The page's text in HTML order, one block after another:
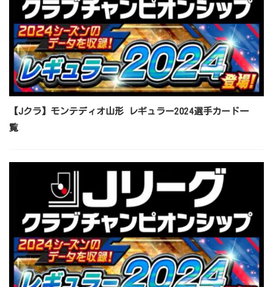
【Jクラ】モンテディオ山形 レギュラー2024選手カード一
覧